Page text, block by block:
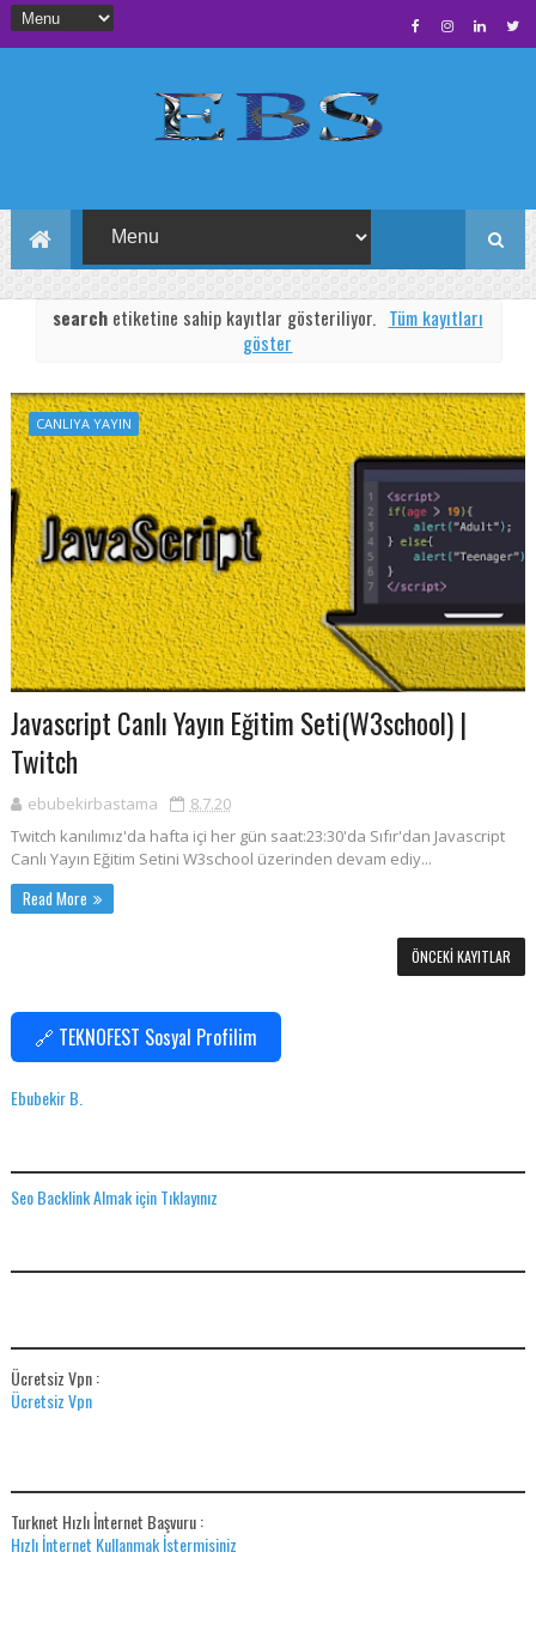
search etiketine sahip kayıtlar gösteriliyor. Tüm kayıtları
göster
CANLIYA YAYIN
Javascript Canlı Yayın Eğitim Seti(W3school) |
Twitch
ebubekirbastama
8.7.20
Twitch kanılımız'da hafta içi her gün saat:23:30'da Sıfır'dan Javascript
Canlı Yayın Eğitim Setini W3school üzerinden devam ediy...
Read More
ÖNCEKI KAYITLAR
🔗 TEKNOFEST Sosyal Profilim
Ebubekir B.
Seo Backlink Almak için Tıklayınız
Ücretsiz Vpn :
Ücretsiz Vpn
Turknet Hızlı İnternet Başvuru :
Hızlı İnternet Kullanmak İstermisiniz